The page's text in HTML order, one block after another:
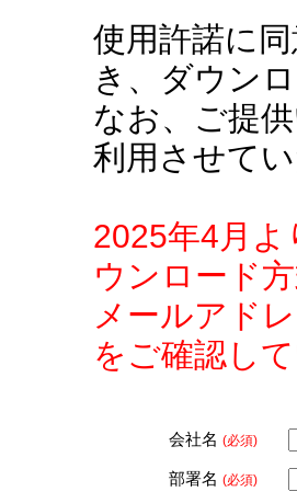
使用許諾に
き、ダウン
なお、ご提
利用させて
2025年4月
ウンロード
メールアド
をご確認し
会社名 (必須)
部署名 (必須)